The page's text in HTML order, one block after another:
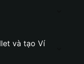
và tạo Ví